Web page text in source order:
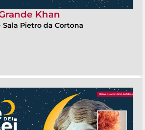
Khan
Sala Pietro da Cortona